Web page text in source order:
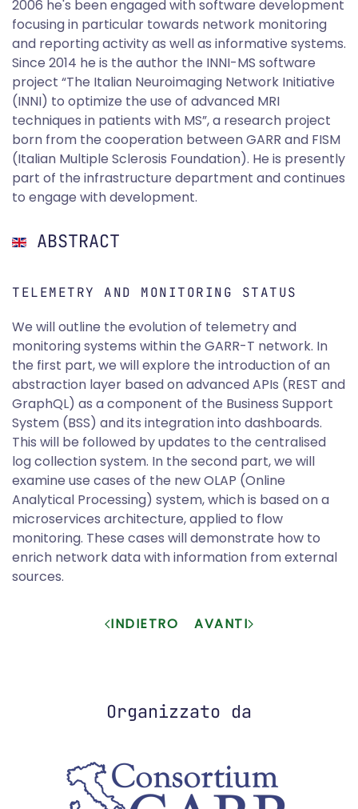
2006 he's been engaged with software development
focusing in particular towards network monitoring
and reporting activity as well as informative systems.
Since 2014 he is the author the INNI-MS software
project “The Italian Neuroimaging Network Initiative
(INNI) to optimize the use of advanced MRI
techniques in patients with MS”, a research project
born from the cooperation between GARR and FISM
(Italian Multiple Sclerosis Foundation). He is presently
part of the infrastructure department and continues
to engage with development.
ABSTRACT
TELEMETRY AND MONITORING STATUS
We will outline the evolution of telemetry and
monitoring systems within the GARR-T network. In
the first part, we will explore the introduction of an
abstraction layer based on advanced APIs (REST and
GraphQL) as a component of the Business Support
System (BSS) and its integration into dashboards.
This will be followed by updates to the centralised
log collection system. In the second part, we will
examine use cases of the new OLAP (Online
Analytical Processing) system, which is based on a
microservices architecture, applied to flow
monitoring. These cases will demonstrate how to
enrich network data with information from external
sources.
INDIETRO AVANTI
Organizzato da